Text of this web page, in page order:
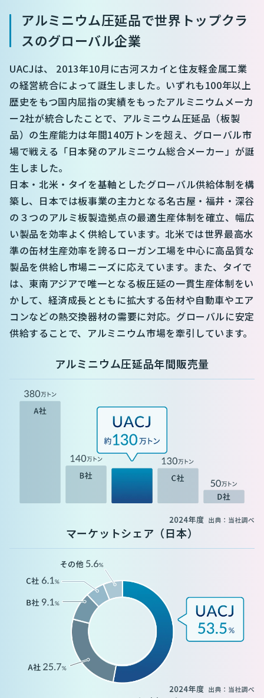
アルミニウム圧延品で世界トップクラ
スのグローバル企業
UACJは、 2013年10月に古河スカイと住友軽金属工業
の経営統合によって誕生しました。いずれも100年以上
歴史をもつ国内屈指の実績をもったアルミニウムメーカ
ー2社が統合したことで、アルミニウム圧延品（板製
品）の生産能力は年間140万トンを超え、グローバル市
場で戦える「日本発のアルミニウム総合メーカー」が誕
生しました。
日本・北米・タイを基軸としたグローバル供給体制を構
築し、日本では板事業の主力となる名古屋・福井・深谷
の３つのアルミ板製造拠点の最適生産体制を確立、幅広
い製品を効率よく供給しています。北米では世界最高水
準の缶材生産効率を誇るローガン工場を中心に高品質な
製品を供給し市場ニーズに応えています。また、タイで
は、東南アジアで唯一となる板圧延の一貫生産体制をい
かして、経済成長とともに拡大する缶材や自動車やエア
コンなどの熱交換器材の需要に対応。グローバルに安定
供給することで、アルミニウム市場を牽引しています。
アルミニウム圧延品年間販売量
マーケットシェア（日本）